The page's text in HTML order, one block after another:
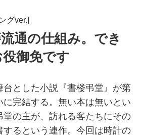
グver.]
通の仕組み。でき
御免です
とした小説『書楼弔堂』が第
に完結する。無い本は無いとい
堂の主が、訪れる客たちにその
するという連作。今回は時計の